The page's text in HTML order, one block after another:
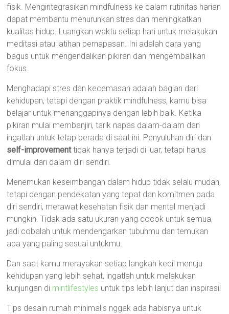
fisik. Mengintegrasikan mindfulness ke dalam rutinitas harian
dapat membantu menurunkan stres dan meningkatkan
kualitas hidup. Luangkan waktu setiap hari untuk melakukan
meditasi atau latihan pernapasan. Ini adalah cara yang
bagus untuk mengendalikan pikiran dan mengembalikan
fokus.
Menghadapi stres dan kecemasan adalah bagian dari
kehidupan, tetapi dengan praktik mindfulness, kamu bisa
belajar untuk menanggapinya dengan lebih baik. Ketika
pikiran mulai membanjiri, tarik napas dalam-dalam dan
ingatlah untuk tetap berada di saat ini. Penyuluhan diri dan
self-improvementtidak hanya terjadi di luar, tetapi harus
dimulai dari dalam diri sendiri.
Menemukan keseimbangan dalam hidup tidak selalu mudah,
tetapi dengan pendekatan yang tepat dan komitmen pada
diri sendiri, merawat kesehatan fisik dan mental menjadi
mungkin. Tidak ada satu ukuran yang cocok untuk semua,
jadi cobalah untuk mendengarkan tubuhmu dan temukan
apa yang paling sesuai untukmu.
Dan saat kamu merayakan setiap langkah kecil menuju
kehidupan yang lebih sehat, ingatlah untuk melakukan
kunjungan di mintlifestyles untuk tips lebih lanjut dan inspirasi!
Tips desain rumah minimalis nggak ada habisnya untuk